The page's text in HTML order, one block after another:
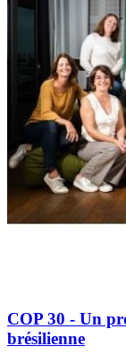
COP 30 - Un
brésilienne